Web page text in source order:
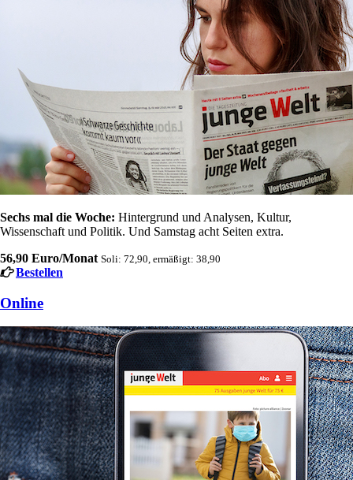
Sechs mal die Woche: Hintergrund und Analysen, Kultur,
Wissenschaft und Politik. Und Samstag acht Seiten extra.
56,90 Euro/Monat Soli: 72,90, ermäßigt: 38,90
Bestellen
Online